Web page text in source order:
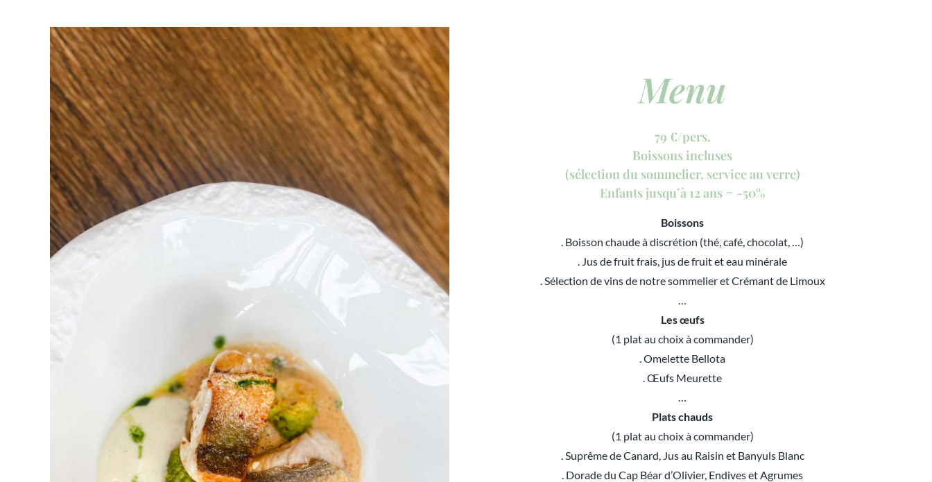
Menu
79 €/pers.
Boissons incluses
(sélection du sommelier, service au verre)
Enfants jusqu’à 12 ans = -50%
Boissons
. Boisson chaude à discrétion (thé, café, chocolat, …)
. Jus de fruit frais, jus de fruit et eau minérale
. Sélection de vins de notre sommelier et Crémant de Limoux
…
Les œufs
(1 plat au choix à commander)
. Omelette Bellota
. Œufs Meurette
…
Plats chauds
(1 plat au choix à commander)
. Suprême de Canard, Jus au Raisin et Banyuls Blanc
. Dorade du Cap Béar d’Olivier, Endives et Agrumes